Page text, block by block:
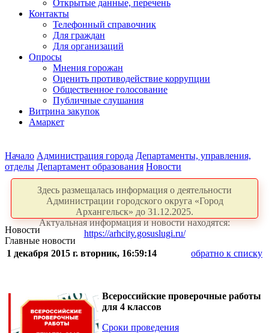
Открытые данные, перечень
Контакты
Телефонный справочник
Для граждан
Для организаций
Опросы
Мнения горожан
Оценить противодействие коррупции
Общественное голосование
Публичные слушания
Витрина закупок
Амаркет
Начало Администрация города Департаменты, управления,
отделы Департамент образования Новости
Здесь размещалась информация о деятельности
Администрации городского округа «Город
Архангельск» до 31.12.2025.
Актуальная информация и новости находятся:
https://arhcity.gosuslugi.ru/
Новости
Главные новости
1 декабря 2015 г. вторник, 16:59:14
обратно к списку
Всероссийские проверочные работы
для 4 классов
Сроки проведения